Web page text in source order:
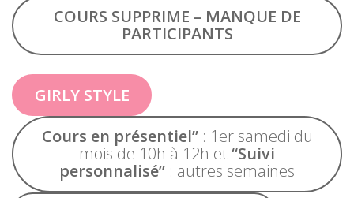
COURS SUPPRIME – MANQUE DE
PARTICIPANTS
GIRLY STYLE
Cours en présentiel”: 1er samedi du
mois de 10h à 12h et“Suivi
personnalisé” : autres semaines